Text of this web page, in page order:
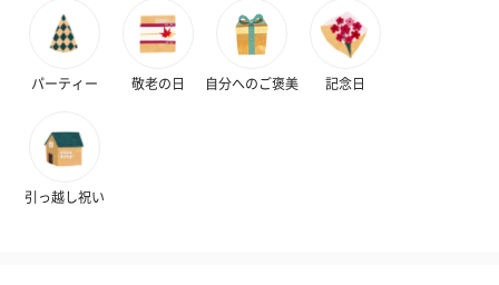
パーティー 敬老の日 自分へのご褒美 記念日
引っ越し祝い